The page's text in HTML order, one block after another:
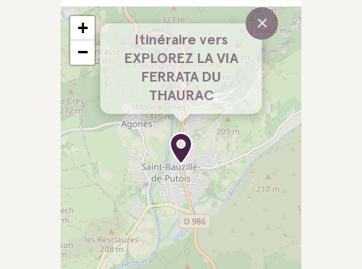
Itinéraire vers
EXPLOREZ LA VIA
FERRATA DU
THAURAC
×
+
−